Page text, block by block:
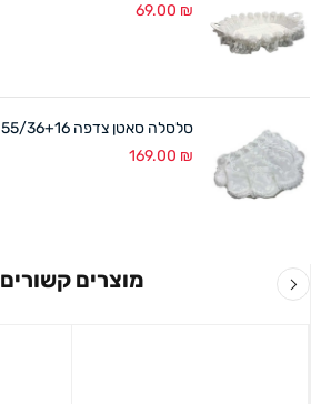
69.00 ₪
סלסלה סאטן צדפה 55/36+16 ס"מ לבן
169.00 ₪
מוצרים קשורים